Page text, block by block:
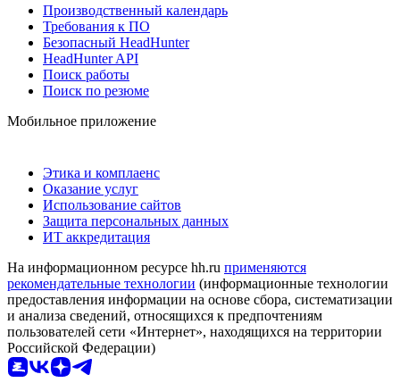
Производственный календарь
Требования к ПО
Безопасный HeadHunter
HeadHunter API
Поиск работы
Поиск по резюме
Мобильное приложение
Этика и комплаенс
Оказание услуг
Использование сайтов
Защита персональных данных
ИТ аккредитация
На информационном ресурсе hh.ru применяются
рекомендательные технологии (информационные технологии
предоставления информации на основе сбора, систематизации
и анализа сведений, относящихся к предпочтениям
пользователей сети «Интернет», находящихся на территории
Российской Федерации)